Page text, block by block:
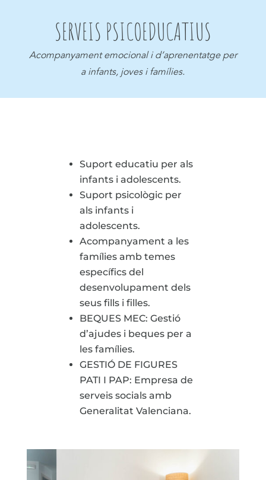
SERVEIS PSICOEDUCATIUS
Acompanyament emocional i d’aprenentatge per
a infants, joves i famílies.
Suport educatiu per als
infants i adolescents.
Suport psicològic per
als infants i
adolescents.
Acompanyament a les
famílies amb temes
específics del
desenvolupament dels
seus fills i filles.
BEQUES MEC: Gestió
d’ajudes i beques per a
les famílies.
GESTIÓ DE FIGURES
PATI I PAP: Empresa de
serveis socials amb
Generalitat Valenciana.